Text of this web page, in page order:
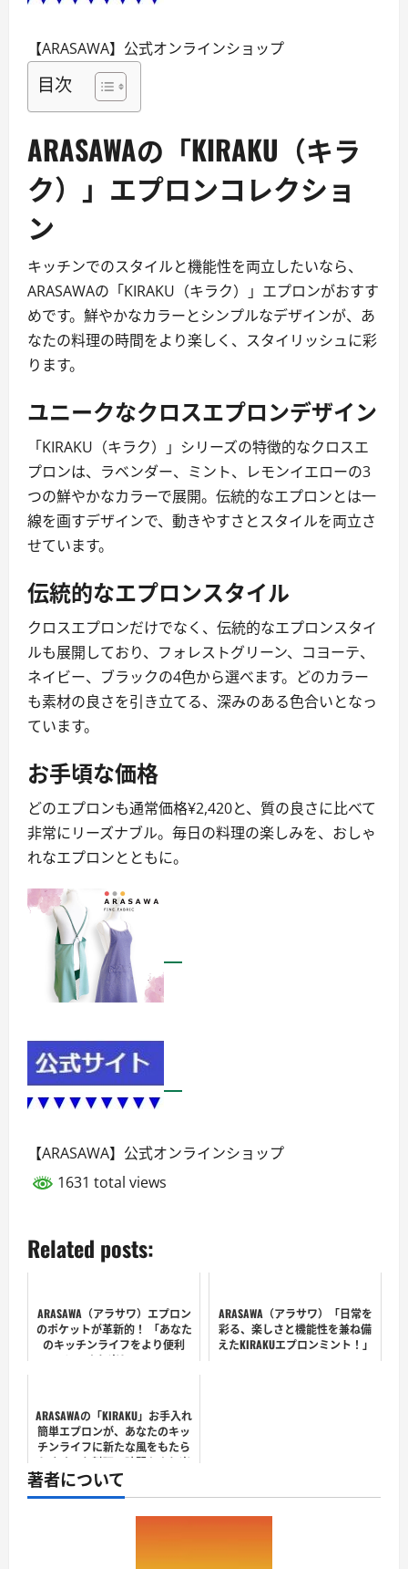
【ARASAWA】公式オンラインショップ
目次
ARASAWAの「KIRAKU（キラ
ク）」エプロンコレクショ
ン
キッチンでのスタイルと機能性を両立したいなら、
ARASAWAの「KIRAKU（キラク）」エプロンがおすす
めです。鮮やかなカラーとシンプルなデザインが、あ
なたの料理の時間をより楽しく、スタイリッシュに彩
ります。
ユニークなクロスエプロンデザイン
「KIRAKU（キラク）」シリーズの特徴的なクロスエ
プロンは、ラベンダー、ミント、レモンイエローの3
つの鮮やかなカラーで展開。伝統的なエプロンとは一
線を画すデザインで、動きやすさとスタイルを両立さ
せています。
伝統的なエプロンスタイル
クロスエプロンだけでなく、伝統的なエプロンスタイ
ルも展開しており、フォレストグリーン、コヨーテ、
ネイビー、ブラックの4色から選べます。どのカラー
も素材の良さを引き立てる、深みのある色合いとなっ
ています。
お手頃な価格
どのエプロンも通常価格¥2,420と、質の良さに比べて
非常にリーズナブル。毎日の料理の楽しみを、おしゃ
れなエプロンとともに。
【ARASAWA】公式オンラインショップ
1631 total views
Related posts:
ARASAWA（アラサワ）エプロン
のポケットが革新的！ 「あなた
のキッチンライフをより便利
に、より楽しく！」
ARASAWA（アラサワ）「日常を
彩る、楽しさと機能性を兼ね備
えたKIRAKUエプロンミント！」
ARASAWAの「KIRAKU」お手入れ
簡単エプロンが、あなたのキッ
チンライフに新たな風をもたら
します。お料理の時間をより楽
しく、より快適に。
著者について